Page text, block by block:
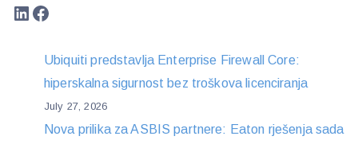
LinkedIn
Facebook
Ubiquiti predstavlja Enterprise Firewall Core:
hiperskalna sigurnost bez troškova licenciranja
July 27, 2026
Nova prilika za ASBIS partnere: Eaton rješenja sada